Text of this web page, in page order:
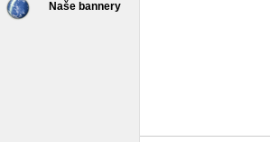
Naše bannery